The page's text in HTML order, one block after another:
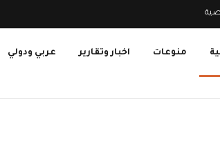
منوعات اخبار وتقارير عربي ودولي